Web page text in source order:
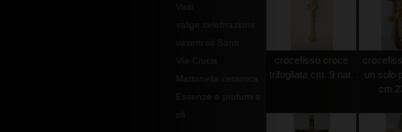
valige celebrazione
Mattonella ceramica
Essenze e profumi e
crocefisso croce
trifogliata cm. 9 nat.
un solo